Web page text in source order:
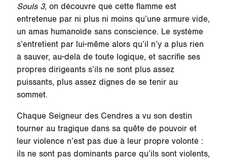
Souls 3, on découvre que cette flamme est
entretenue par ni plus ni moins qu’une armure vide,
un amas humanoïde sans conscience. Le système
s’entretient par lui-même alors qu’il n’y a plus rien
à sauver, au-delà de toute logique, et sacrifie ses
propres dirigeants s’ils ne sont plus assez
puissants, plus assez dignes de se tenir au
sommet.
Chaque Seigneur des Cendres a vu son destin
tourner au tragique dans sa quête de pouvoir et
leur violence n’est pas due à leur propre volonté :
ils ne sont pas dominants parce qu’ils sont violents,